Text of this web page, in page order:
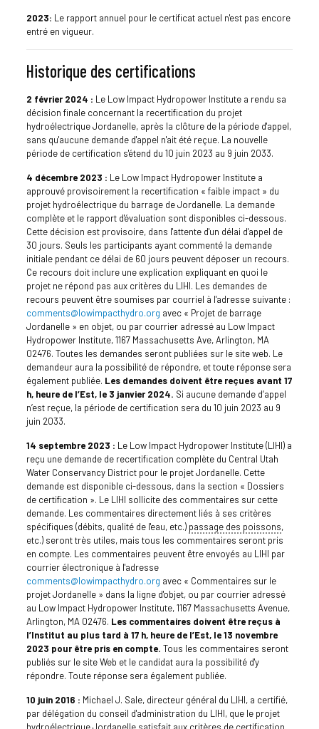
2023: Le rapport annuel pour le certificat actuel n'est pas encore
entré en vigueur.
Historique des certifications
2 février 2024 : Le Low Impact Hydropower Institute a rendu sa
décision finale concernant la recertification du projet
hydroélectrique Jordanelle, après la clôture de la période d'appel,
sans qu'aucune demande d'appel n'ait été reçue. La nouvelle
période de certification s'étend du 10 juin 2023 au 9 juin 2033.
4 décembre 2023 : Le Low Impact Hydropower Institute a
approuvé provisoirement la recertification « faible impact » du
projet hydroélectrique du barrage de Jordanelle. La demande
complète et le rapport d'évaluation sont disponibles ci-dessous.
Cette décision est provisoire, dans l'attente d'un délai d'appel de
30 jours. Seuls les participants ayant commenté la demande
initiale pendant ce délai de 60 jours peuvent déposer un recours.
Ce recours doit inclure une explication expliquant en quoi le
projet ne répond pas aux critères du LIHI. Les demandes de
recours peuvent être soumises par courriel à l'adresse suivante :
comments@lowimpacthydro.org avec « Projet de barrage
Jordanelle » en objet, ou par courrier adressé au Low Impact
Hydropower Institute, 1167 Massachusetts Ave, Arlington, MA
02476. Toutes les demandes seront publiées sur le site web. Le
demandeur aura la possibilité de répondre, et toute réponse sera
également publiée. Les demandes doivent être reçues avant 17
h, heure de l’Est, le 3 janvier 2024. Si aucune demande d’appel
n’est reçue, la période de certification sera du 10 juin 2023 au 9
juin 2033.
14 septembre 2023 : Le Low Impact Hydropower Institute (LIHI) a
reçu une demande de recertification complète du Central Utah
Water Conservancy District pour le projet Jordanelle. Cette
demande est disponible ci-dessous, dans la section « Dossiers
de certification ». Le LIHI sollicite des commentaires sur cette
demande. Les commentaires directement liés à ses critères
spécifiques (débits, qualité de l'eau, etc.) passage des poissons,
etc.) seront très utiles, mais tous les commentaires seront pris
en compte. Les commentaires peuvent être envoyés au LIHI par
courrier électronique à l'adresse
comments@lowimpacthydro.org avec « Commentaires sur le
projet Jordanelle » dans la ligne d'objet, ou par courrier adressé
au Low Impact Hydropower Institute, 1167 Massachusetts Avenue,
Arlington, MA 02476. Les commentaires doivent être reçus à
l’Institut au plus tard à 17 h, heure de l’Est, le 13 novembre
2023 pour être pris en compte. Tous les commentaires seront
publiés sur le site Web et le candidat aura la possibilité d'y
répondre. Toute réponse sera également publiée.
10 juin 2016 : Michael J. Sale, directeur général du LIHI, a certifié,
par délégation du conseil d'administration du LIHI, que le projet
hydroélectrique Jordanelle satisfait aux critères de certification